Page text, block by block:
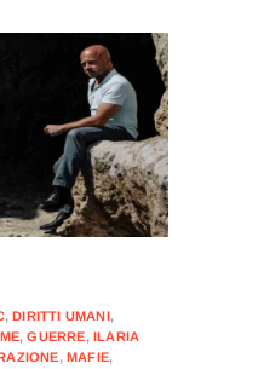
,DIRITTI UMANI,
,GUERRE,ILARIA
,MAFIE,